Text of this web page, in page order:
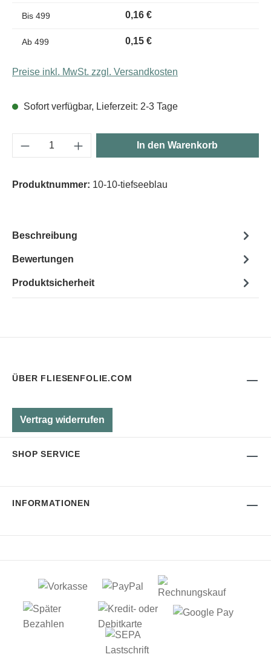
Bis 499 0,16 €
Ab 499 0,15 €
Preise inkl. MwSt. zzgl. Versandkosten
Sofort verfügbar, Lieferzeit: 2-3 Tage
Produkt Anzahl: Gib den gewünschten
In den Warenkorb
Produktnummer: 10-10-tiefseeblau
Beschreibung
Bewertungen
Produktsicherheit
ÜBER FLIESENFOLIE.COM
Vertrag widerrufen
SHOP SERVICE
INFORMATIONEN